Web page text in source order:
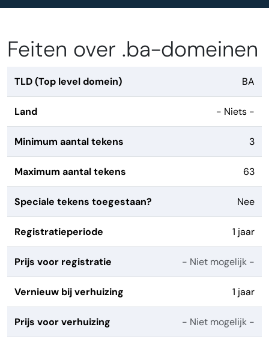
Feiten over .ba-domeinen
TLD (Top level domein) BA
Land - Niets -
Minimum aantal tekens 3
Maximum aantal tekens 63
Speciale tekens toegestaan? Nee
Registratieperiode 1 jaar
Prijs voor registratie - Niet mogelijk -
Vernieuw bij verhuizing 1 jaar
Prijs voor verhuizing - Niet mogelijk -